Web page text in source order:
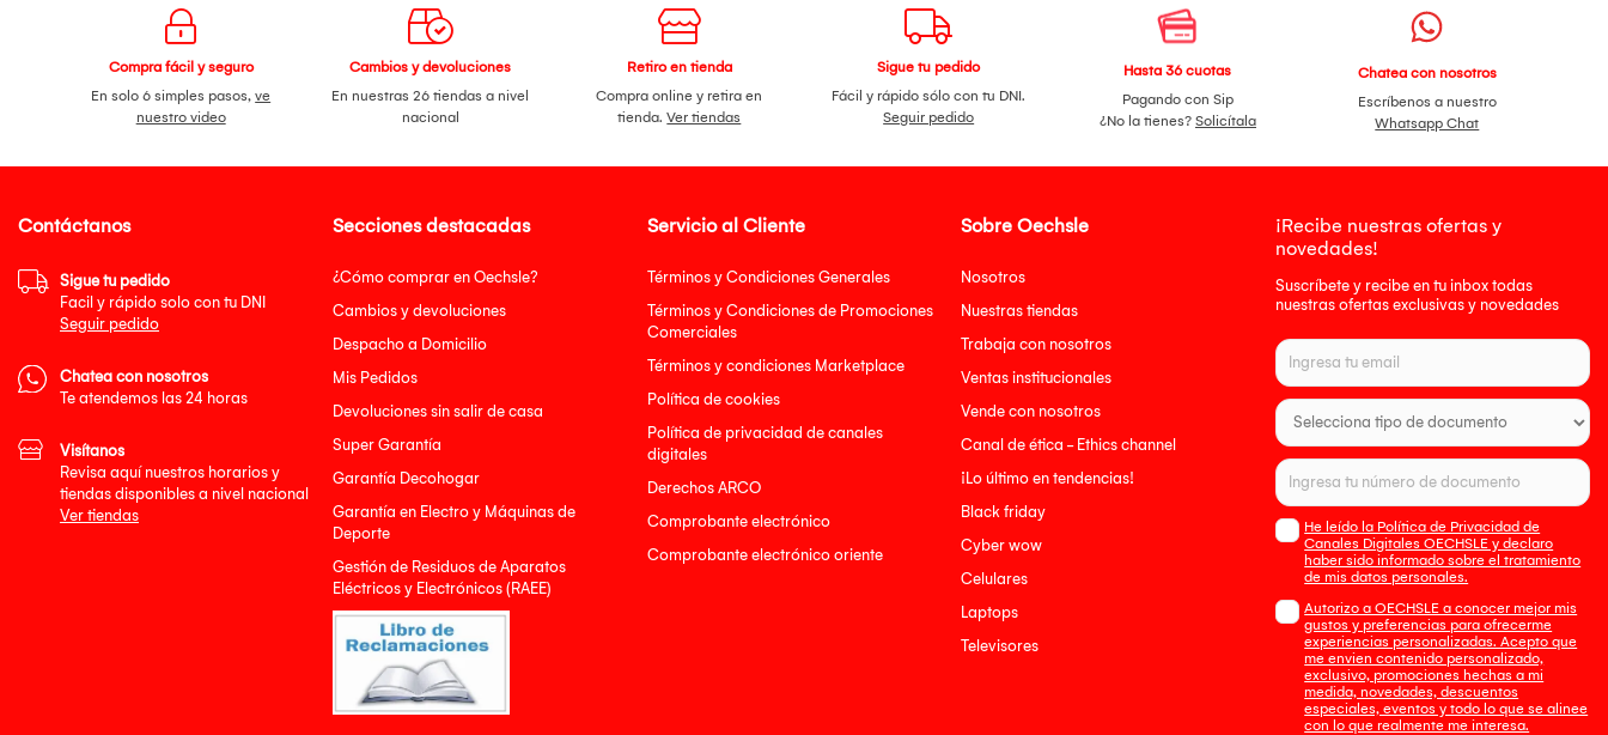
Compra fácil y seguro
En solo 6 simples pasos,ve
nuestro video
Cambios y devoluciones
En nuestras 26 tiendas a nivel
nacional
Retiro en tienda
Compra online y retira en
tienda.Ver tiendas
Sigue tu pedido
Fácil y rápido sólo con tu DNI.
Seguir pedido
Hasta 36 cuotas
Pagando con Sip
¿No la tienes? Solicítala
Chatea con nosotros
Escríbenos a nuestro
Whatsapp Chat
Secciones destacadas
¿Cómo comprar en Oechsle?
Cambios y devoluciones
Despacho a Domicilio
Mis Pedidos
Devoluciones sin salir de casa
Super Garantía
Garantía Decohogar
Garantía en Electro y Máquinas de
Deporte
Gestión de Residuos de Aparatos
Eléctricos y Electrónicos (RAEE)
Servicio al Cliente
Términos y Condiciones Generales
Términos y Condiciones de Promociones
Comerciales
Términos y condiciones Marketplace
Política de cookies
Política de privacidad de canales
digitales
Derechos ARCO
Comprobante electrónico
Comprobante electrónico oriente
Sobre Oechsle
Nosotros
Nuestras tiendas
Trabaja con nosotros
Ventas institucionales
Vende con nosotros
Canal de ética - Ethics channel
¡Lo último en tendencias!
Black friday
Cyber wow
Celulares
Laptops
Televisores
¡Recibe nuestras ofertas y
novedades!
Suscríbete y recibe en tu inbox todas
nuestras ofertas exclusivas y novedades
He leído la Política de Privacidad de
Canales Digitales OECHSLE y declaro
haber sido informado sobre el tratamiento
de mis datos personales.
Autorizo a OECHSLE a conocer mejor mis
gustos y preferencias para ofrecerme
experiencias personalizadas. Acepto que
me envien contenido personalizado,
exclusivo, promociones hechas a mi
medida, novedades, descuentos
especiales, eventos y todo lo que se alinee
con lo que realmente me interesa.
Contáctanos
Sigue tu pedido
Facil y rápido solo con tu DNI
Seguir pedido
Chatea con nosotros
Te atendemos las 24 horas
Visítanos
Revisa aquí nuestros horarios y
tiendas disponibles a nivel nacional
Ver tiendas